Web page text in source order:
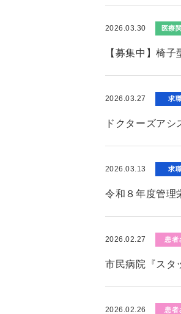
2026.03.30 医療
【募集中】椅
2026.03.27 求
ドクターズアシ
2026.03.13 求
令和８年度管理
2026.02.27 患者
市民病院『スタ
2026.02.26 患者